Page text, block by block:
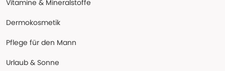
Vitamine & Mineralstoffe
Dermokosmetik
Pflege für den Mann
Urlaub & Sonne